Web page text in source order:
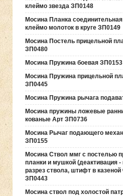
клеймо звезда ЗП0148
Мосина Планка
клеймо молоток в круге ЗП0149
Мосина Постель прицельной
ЗП0480
Мосина Пружина боевая ЗП0153
Мосина Пружина прицельной
ЗП0445
Мосина Пружина рычага
Мосина пружины ложевые
кованые Арт ЗП0736
Мосина Рычаг подающего
ЗП0155
Мосина Ствол ммг с постелью
планки и мушкой (деактивация
разрез ствола, штифт в казеной
ЗП0443
Мосина ствол под холостой